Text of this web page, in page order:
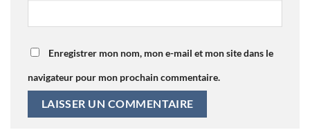
Enregistrer mon nom, mon e-mail et mon site dans le
navigateur pour mon prochain commentaire.